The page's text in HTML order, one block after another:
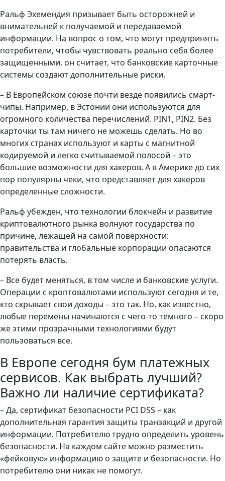
Ральф Эхемендия призывает быть осторожней и
внимательней к получаемой и передаваемой
информации. На вопрос о том, что могут предпринять
потребители, чтобы чувствовать реально себя более
защищенными, он считает, что банковские карточные
системы создают дополнительные риски.
– В Европейском союзе почти везде появились смарт-
чипы. Например, в Эстонии они используются для
огромного количества перечислений. PIN1, PIN2. Без
карточки ты там ничего не можешь сделать. Но во
многих странах используют и карты с магнитной
кодируемой и легко считываемой полосой – это
большие возможности для хакеров. А в Америке до сих
пор популярны чеки, что представляет для хакеров
определенные сложности.
Ральф убежден, что технологии блокчейн и развитие
криптовалютного рынка волнуют государства по
причине, лежащей на самой поверхности:
правительства и глобальные корпорации опасаются
потерять власть.
– Все будет меняться, в том числе и банковские услуги.
Операции с кроптовалютами используют сегодня и те,
кто скрывает свои доходы – это так. Но, как известно,
любые перемены начинаются с чего-то темного – скоро
же этими прозрачными технологиями будут
пользоваться все.
В Европе сегодня бум платежных
сервисов. Как выбрать лучший?
Важно ли наличие сертификата?
– Да, сертификат безопасности PCI DSS – как
дополнительная гарантия защиты транзакций и другой
информации. Потребителю трудно определить уровень
безопасности. На каждом сайте можно разместить
«фейковую» информацию о защите и безопасности. Но
потребителю они никак не помогут.